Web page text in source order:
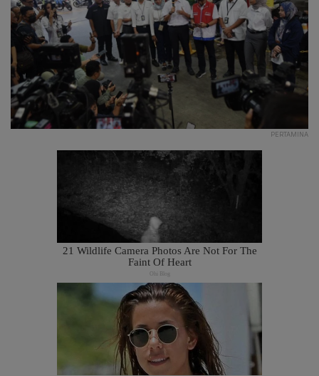
PERTAMINA